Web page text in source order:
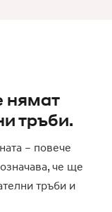
нямат
тръби.
– повече
че ще
тръби и